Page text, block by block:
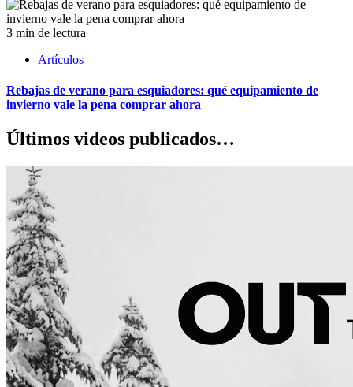
3 min de lectura
Artículos
Rebajas de verano para esquiadores: qué equipamiento de
invierno vale la pena comprar ahora
Últimos videos publicados…